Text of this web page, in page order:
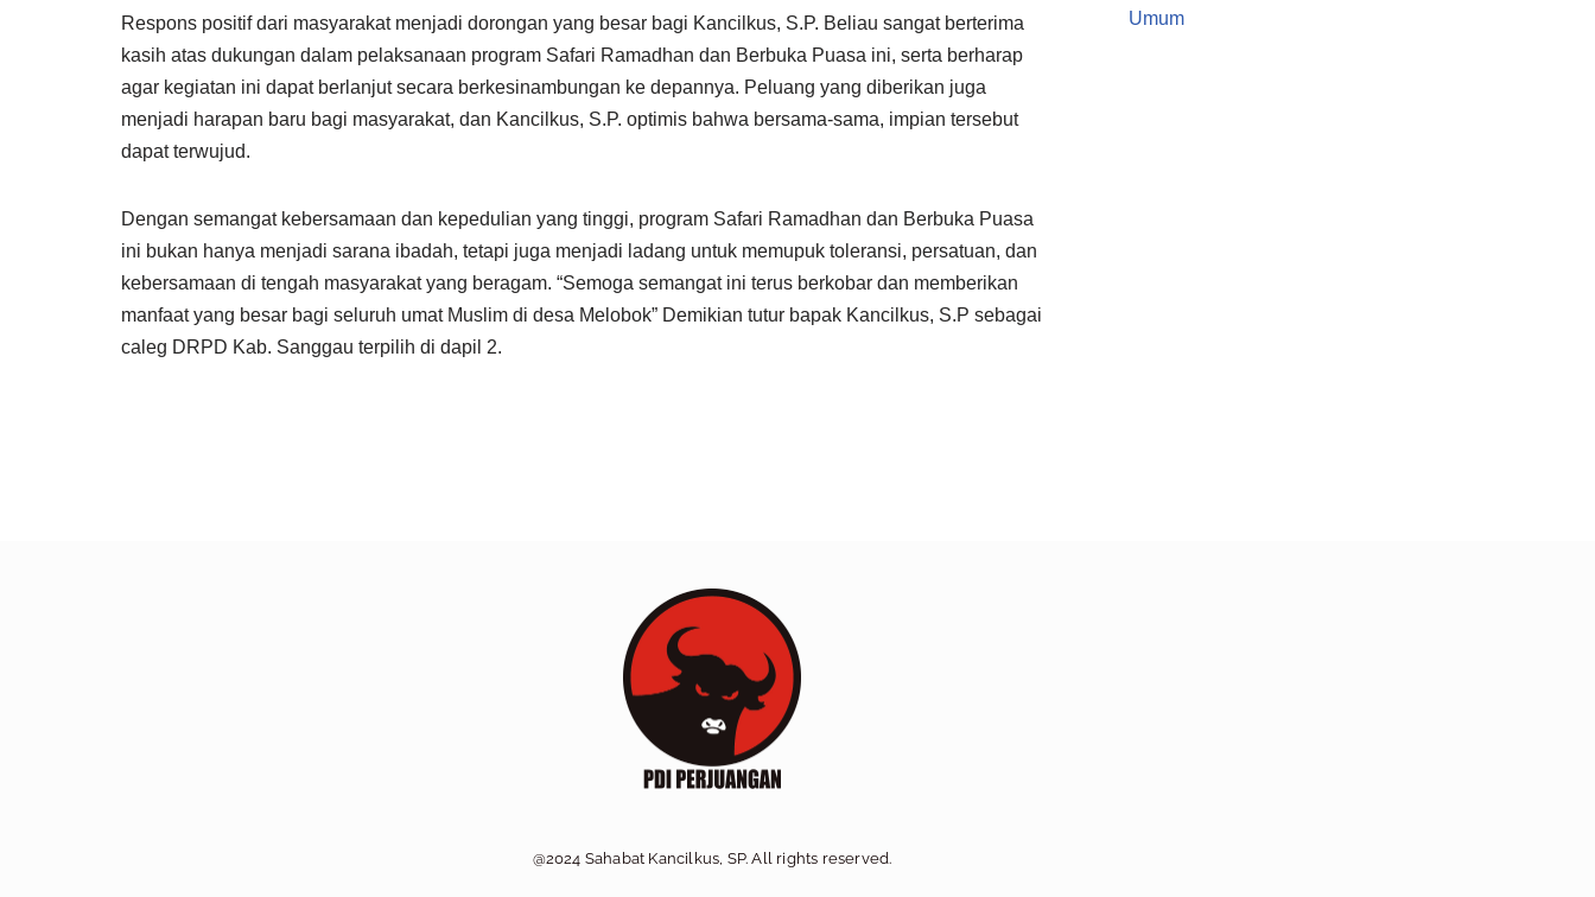
Respons positif dari masyarakat menjadi dorongan yang besar bagi Kancilkus, S.P. Beliau sangat berterima
kasih atas dukungan dalam pelaksanaan program Safari Ramadhan dan Berbuka Puasa ini, serta berharap
agar kegiatan ini dapat berlanjut secara berkesinambungan ke depannya. Peluang yang diberikan juga
menjadi harapan baru bagi masyarakat, dan Kancilkus, S.P. optimis bahwa bersama-sama, impian tersebut
dapat terwujud.
Dengan semangat kebersamaan dan kepedulian yang tinggi, program Safari Ramadhan dan Berbuka Puasa
ini bukan hanya menjadi sarana ibadah, tetapi juga menjadi ladang untuk memupuk toleransi, persatuan, dan
kebersamaan di tengah masyarakat yang beragam. “Semoga semangat ini terus berkobar dan memberikan
manfaat yang besar bagi seluruh umat Muslim di desa Melobok” Demikian tutur bapak Kancilkus, S.P sebagai
caleg DRPD Kab. Sanggau terpilih di dapil 2.
Umum
@2024 Sahabat Kancilkus, SP. All rights reserved.